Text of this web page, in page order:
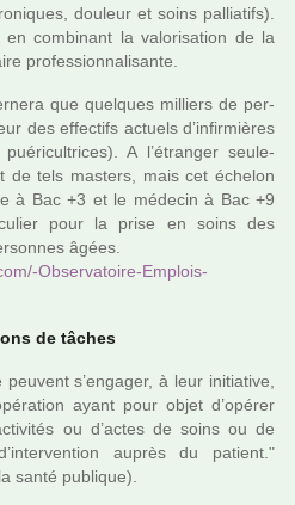
dou­leur et soins pal­lia­tifs).
en com­bi­nant la valo­ri­sa­tion de la
pro­fes­sion­na­li­sante.
que quel­­ques mil­­liers de per­­
des effec­­tifs actuels d’infir­­miè­­res
A l’étranger seu­le­
de tels mas­ters, mais cet échelon
à Bac +3 et le méde­cin à Bac +9
pour la prise en soins des
âgées.
Observatoire-Emplois-
de tâches
s’enga­ger, à leur ini­tia­tive,
ayant pour objet d’opérer
ou d’actes de soins ou de
auprès du patient."
santé publi­que).